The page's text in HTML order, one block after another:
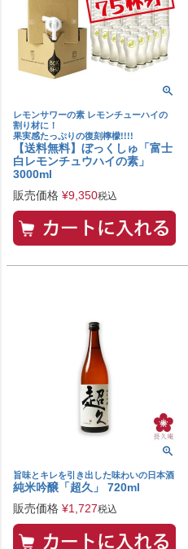
レモンサワーの素 レモンチューハイの
割り材に！
果実感たっぷりの復刻檸檬!!!!
【送料無料】ぼっくしゅ「富士
白レモンチュウハイの素」
3000ml
販売価格 ¥9,350税込
旨味とキレを引き出した味わいの日本酒
純米吟醸「超久」 720ml
販売価格 ¥1,727税込